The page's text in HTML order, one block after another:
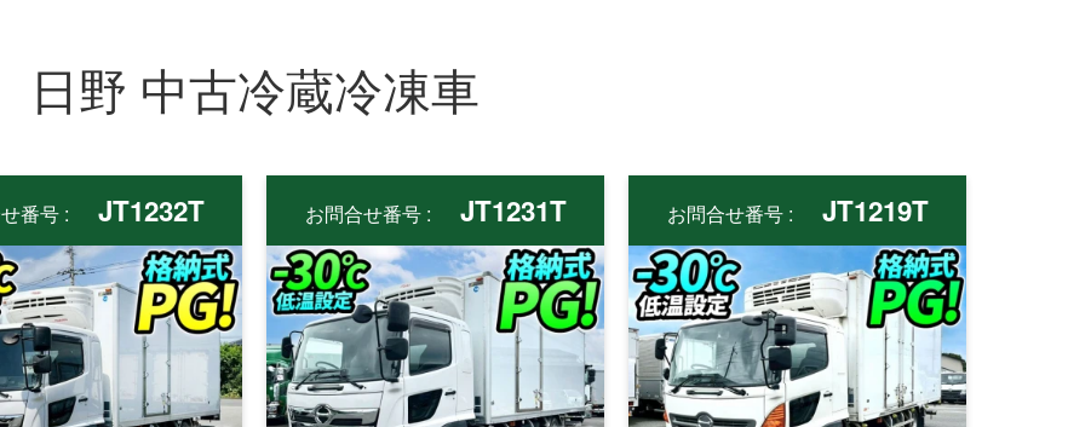
日野 中古冷蔵冷凍車
番号 : JT1232T お問合せ番号 : JT1231T お問合せ番号 : JT1219T